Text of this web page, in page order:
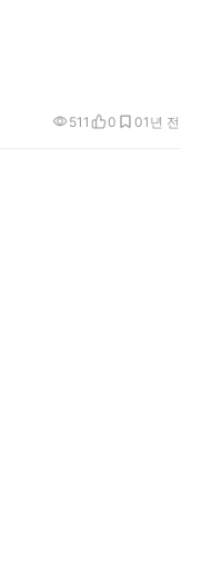
1년 전
511 0 0